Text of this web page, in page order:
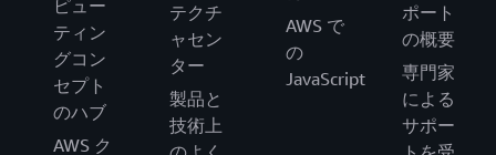
ピュー
ティン
グコン
セプト
のハブ
AWS ク
テクチ
ャセン
ター
製品と
技術上
AWS で
の
JavaScript
ポート
の概要
専門家
による
サポー